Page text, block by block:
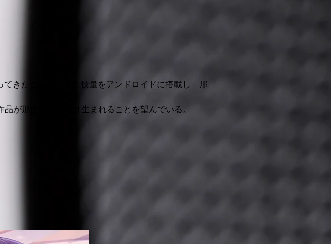
きたことで培った技量をアンドロイドに搭載し「那
が那由多の数だけ生まれることを望んでいる。